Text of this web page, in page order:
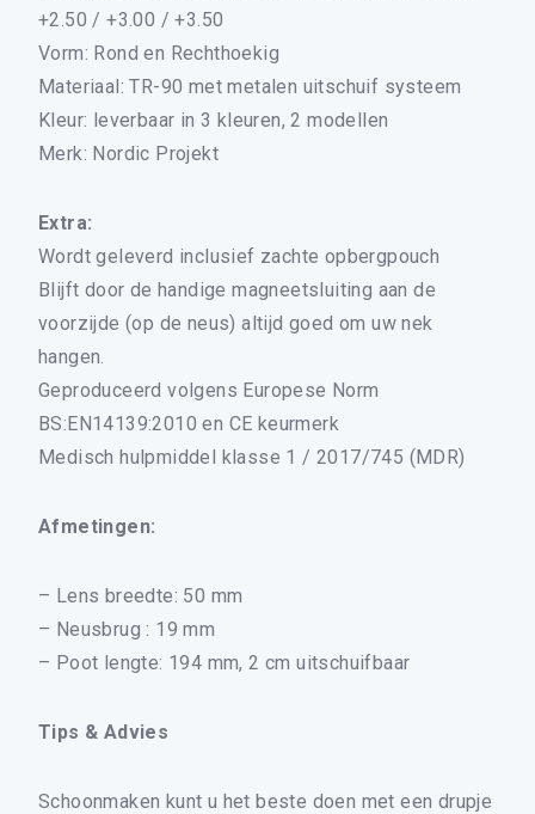
ALLE LEESBRILLEN
ALLE BEELDSCHERMBRILLEN
HEREN LEESBRILLEN
+2.50 / +3.00 / +3.50
Vorm: Rond en Rechthoekig
Materiaal: TR-90 met metalen uitschuif systeem
Kleur: leverbaar in 3 kleuren, 2 modellen
Merk: Nordic Projekt
Extra:
Wordt geleverd inclusief zachte opbergpouch
Blijft door de handige magneetsluiting aan de
voorzijde (op de neus) altijd goed om uw nek
hangen.
Geproduceerd volgens Europese Norm
BS:EN14139:2010 en CE keurmerk
Medisch hulpmiddel klasse 1 / 2017/745 (MDR)
Afmetingen:
– Lens breedte: 50 mm
– Neusbrug : 19 mm
– Poot lengte: 194 mm, 2 cm uitschuifbaar
Tips & Advies
Schoonmaken kunt u het beste doen met een drupje